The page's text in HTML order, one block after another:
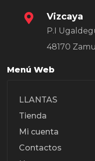
Vizcaya
P.I
48170
Menú Web
LLANTAS
Tienda
Mi cuenta
Contactos